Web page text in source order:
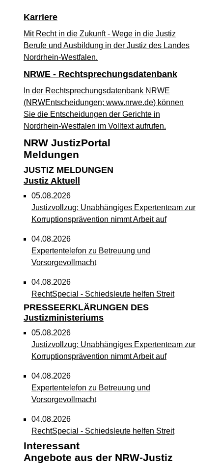
Karriere
Mit Recht in die Zukunft - Wege in die Justiz
Berufe und Ausbildung in der Justiz des Landes
Nordrhein-Westfalen.
NRWE - Rechtsprechungs­datenbank
In der Rechtsprechungsdatenbank NRWE
(NRWEntscheidungen; www.nrwe.de) können
Sie die Entscheidungen der Gerichte in
Nordrhein-Westfalen im Volltext aufrufen.
NRW JustizPortal
Meldungen
JUSTIZ MELDUNGEN
Justiz Aktuell
05.08.2026
Justizvollzug: Unabhängiges Expertenteam zur
Korruptionsprävention nimmt Arbeit auf
04.08.2026
Expertentelefon zu Betreuung und
Vorsorgevollmacht
04.08.2026
RechtSpecial - Schiedsleute helfen Streit
schlichten!
Newsletter August 2026
27.07.2026
unterstützt Informationskampagne gegen
häusliche Gewalt
Anerkennung für innovative
Suizidpräventionsarbeit: JVA Köln ausgezeichnet
14.07.2026
PRESSEERKLÄRUNGEN DES
Justizministeriums
05.08.2026
Justizvollzug: Unabhängiges Expertenteam zur
Korruptionsprävention nimmt Arbeit auf
04.08.2026
Expertentelefon zu Betreuung und
Vorsorgevollmacht
04.08.2026
RechtSpecial - Schiedsleute helfen Streit
schlichten!
03.08.2026
Interessant
Angebote aus der NRW-Justiz